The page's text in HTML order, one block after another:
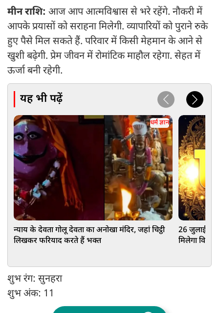
मीन राशि: आज आप आत्मविश्वास से भरे रहेंगे. नौकरी में
आपके प्रयासों को सराहना मिलेगी. व्यापारियों को पुराने रुके
हुए पैसे मिल सकते हैं. परिवार में किसी मेहमान के आने से
खुशी बढ़ेगी. प्रेम जीवन में रोमांटिक माहौल रहेगा. सेहत में
ऊर्जा बनी रहेगी.
यह भी पढ़ें
धर्म ज्ञान
न्याय के देवता गोलू देवता का अनोखा मंदिर, जहां चिट्ठी
लिखकर फरियाद करते हैं भक्त
26 जुलाई को
मिलेगा विशेष
शुभ रंग: सुनहरा
शुभ अंक: 11